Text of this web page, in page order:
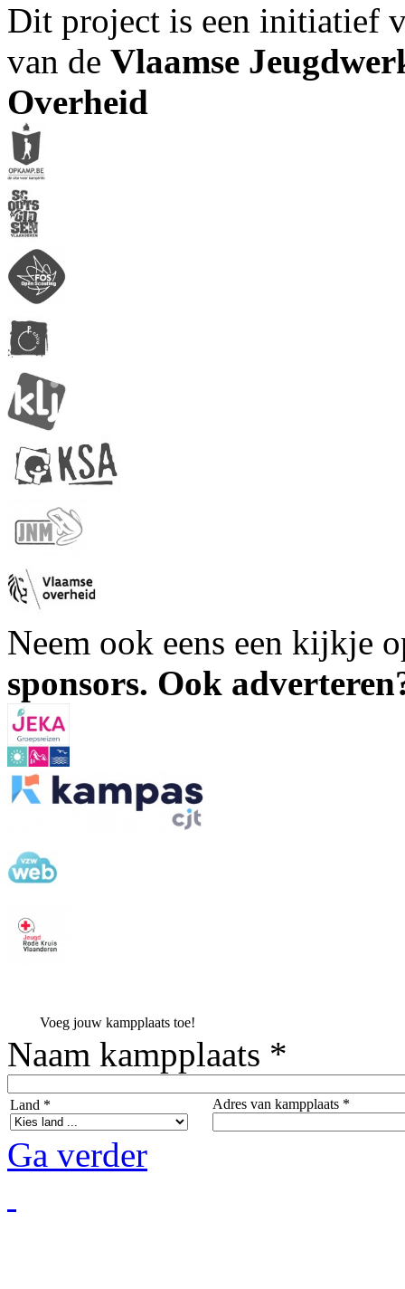
Dit project is een initiatief
van de Vlaamse
Overheid
Neem ook eens een kijkje
sponsors. Ook
Voeg jouw kampplaats toe!
Naam kampplaats *
Land * Adres van kampplaats *
Ga verder